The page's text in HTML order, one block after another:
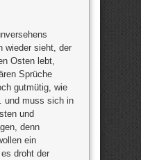
wieder sieht, der
Osten lebt,
Sprüche
gutmütig, wie
und muss sich in
und
denn
ein
droht der